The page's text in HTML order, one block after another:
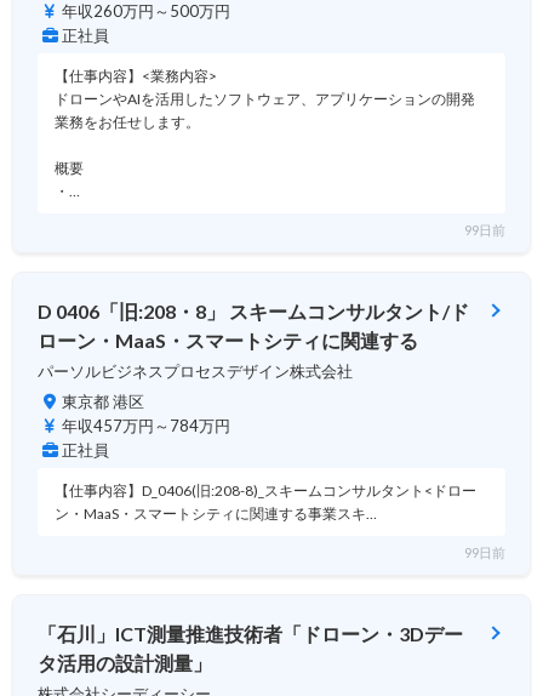
年収260万円～500万円
正社員
【仕事内容】<業務内容>
ドローンやAIを活用したソフトウェア、アプリケーションの開発
業務をお任せします。
概要
・…
99日前
D 0406「旧:208・8」 スキームコンサルタント/ド
ローン・MaaS・スマートシティに関連する
パーソルビジネスプロセスデザイン株式会社
東京都 港区
年収457万円～784万円
正社員
【仕事内容】D_0406(旧:208-8)_スキームコンサルタント<ドロー
ン・MaaS・スマートシティに関連する事業スキ…
99日前
「石川」ICT測量推進技術者「ドローン・3Dデー
タ活用の設計測量」